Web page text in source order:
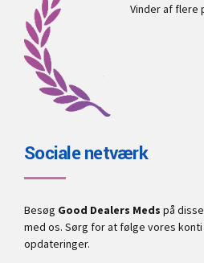
Vinder af flere
Sociale netværk
Besøg Good Dealers Meds på
med os. Sørg for at følge vores
opdateringer.